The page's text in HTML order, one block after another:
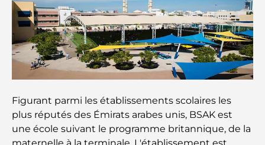
Les 7 meilleures salles de sport de Dubai Hills : le
summum du fitness
Le guide ultime des restaurants gastronomiques
de Palm Jumeirah
Découvrez les meilleurs petits-déjeuners de
Business Bay, à Dubaï.
Hôpitaux publics à Dubaï : des soins de santé
Figurant parmi les établissements scolaires les
plus réputés des Émirats arabes unis, BSAK est
une école suivant le programme britannique, de la